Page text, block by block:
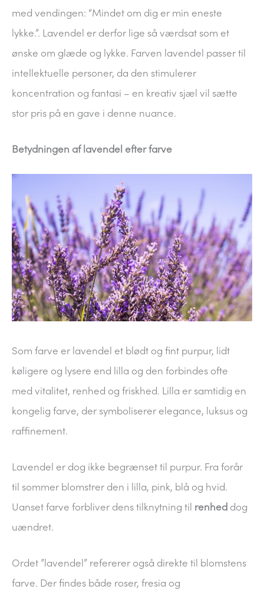
med vendingen: “Mindet om dig er min eneste
lykke.”. Lavendel er derfor lige så værdsat som et
ønske om glæde og lykke. Farven lavendel passer til
intellektuelle personer, da den stimulerer
koncentration og fantasi – en kreativ sjæl vil sætte
stor pris på en gave i denne nuance.
Betydningen af lavendel efter farve
Som farve er lavendel et blødt og fint purpur, lidt
køligere og lysere end lilla og den forbindes ofte
med vitalitet, renhed og friskhed. Lilla er samtidig en
kongelig farve, der symboliserer elegance, luksus og
raffinement.
Lavendel er dog ikke begrænset til purpur. Fra forår
til sommer blomstrer den i lilla, pink, blå og hvid.
Uanset farve forbliver dens tilknytning til renhed dog
uændret.
Ordet ”lavendel” refererer også direkte til blomstens
farve. Der findes både roser, fresia og